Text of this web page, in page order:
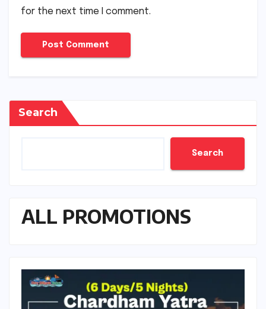
for the next time I comment.
Search
Search
ALL PROMOTIONS